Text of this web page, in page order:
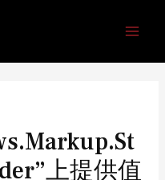
上提供值